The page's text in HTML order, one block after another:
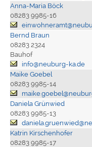
Anna-Maria Böck
08283 9985-16
Bernd Braun
08283 2324
Bauhof
info@neuburg-ka.de
Maike Goebel
08283 9985-14
Daniela Grünwied
08283 9985-13
Katrin Kirschenhofer
08283 9985-17